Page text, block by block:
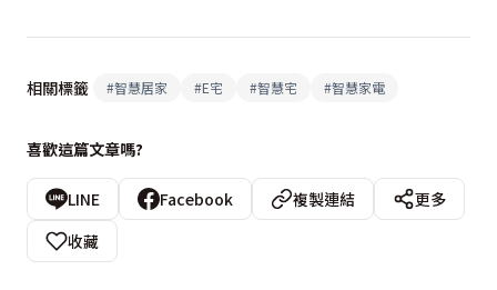
相關標籤 #智慧居家 #E宅 #智慧宅 #智慧家電
喜歡這篇文章嗎?
LINE Facebook 複製連結
更多
收藏